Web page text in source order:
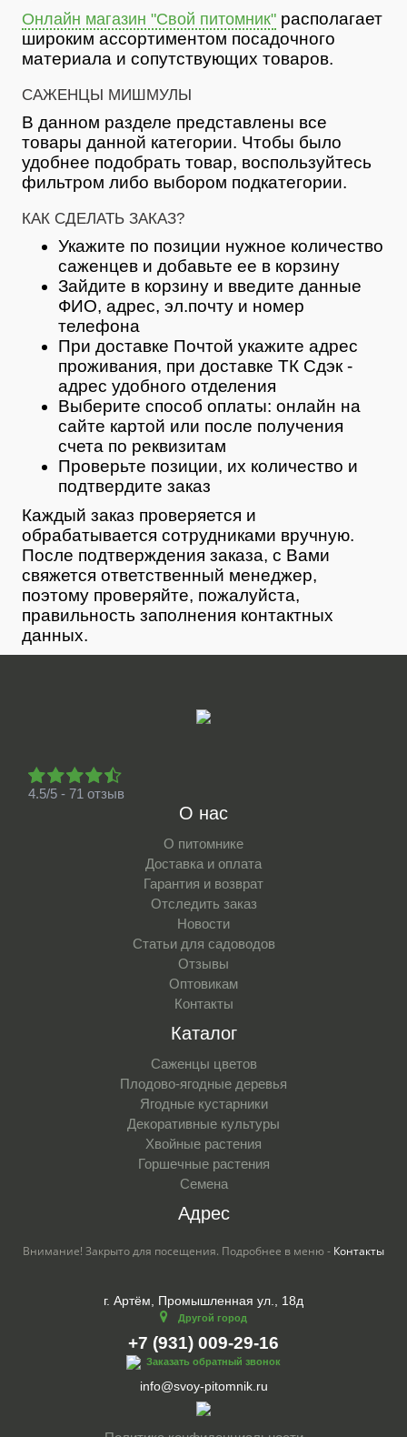
Онлайн магазин "Свой питомник" располагает
широким ассортиментом посадочного
материала и сопутствующих товаров.
САЖЕНЦЫ МИШМУЛЫ
В данном разделе представлены все
товары данной категории. Чтобы было
удобнее подобрать товар, воспользуйтесь
фильтром либо выбором подкатегории.
КАК СДЕЛАТЬ ЗАКАЗ?
Укажите по позиции нужное количество
саженцев и добавьте ее в корзину
Зайдите в корзину и введите данные
ФИО, адрес, эл.почту и номер
телефона
При доставке Почтой укажите адрес
проживания, при доставке ТК Сдэк -
адрес удобного отделения
Выберите способ оплаты: онлайн на
сайте картой или после получения
счета по реквизитам
Проверьте позиции, их количество и
подтвердите заказ
Каждый заказ проверяется и
обрабатывается сотрудниками вручную.
После подтверждения заказа, с Вами
свяжется ответственный менеджер,
поэтому проверяйте, пожалуйста,
правильность заполнения контактных
данных.
4.5/5 - 71 отзыв
О нас
О питомнике
Доставка и оплата
Гарантия и возврат
Отследить заказ
Новости
Статьи для садоводов
Отзывы
Оптовикам
Контакты
Каталог
Саженцы цветов
Плодово-ягодные деревья
Ягодные кустарники
Декоративные культуры
Хвойные растения
Горшечные растения
Семена
Адрес
Внимание! Закрыто для посещения. Подробнее в меню - Контакты
г. Артём, Промышленная ул., 18д
Другой город
+7 (931) 009-29-16
Заказать обратный звонок
info@svoy-pitomnik.ru